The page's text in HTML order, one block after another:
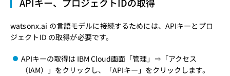
watsonx.ai の言語モデルに接続するためには、APIキーとプロ
ジェクトID の取得が必要です。
APIキーの取得は IBM Cloud画面「管理」⇒「アクセス
（IAM）」をクリックし、「APIキー」をクリックします。